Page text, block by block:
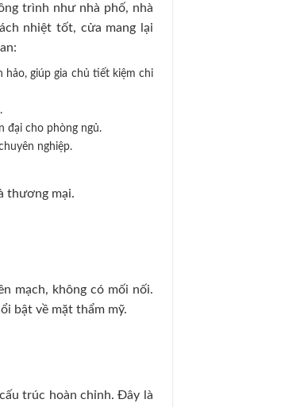
trình như nhà phố, nhà
nhiệt tốt, cửa mang lại
hảo, giúp gia chủ tiết kiệm chi
đại cho phòng ngủ.
nghiệp.
thương mại.
mạch, không có mối nối.
bật về mặt thẩm mỹ.
trúc hoàn chỉnh. Đây là